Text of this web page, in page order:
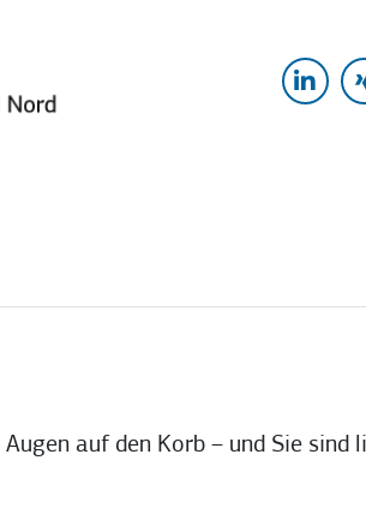
auf den Korb – und Sie sind